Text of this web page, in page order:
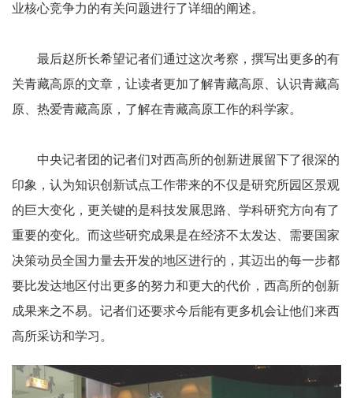
业核心竞争力的有关问题进行了详细的阐述。
最后赵所长希望记者们通过这次考察，撰写出更多的有
关青藏高原的文章，让读者更加了解青藏高原、认识青藏高
原、热爱青藏高原，了解在青藏高原工作的科学家。
中央记者团的记者们对西高所的创新进展留下了很深的
印象，认为知识创新试点工作带来的不仅是研究所园区景观
的巨大变化，更关键的是科技发展思路、学科研究方向有了
重要的变化。而这些研究成果是在经济不太发达、需要国家
决策动员全国力量去开发的地区进行的，其迈出的每一步都
要比发达地区付出更多的努力和更大的代价，西高所的创新
成果来之不易。记者们还要求今后能有更多机会让他们来西
高所采访和学习。